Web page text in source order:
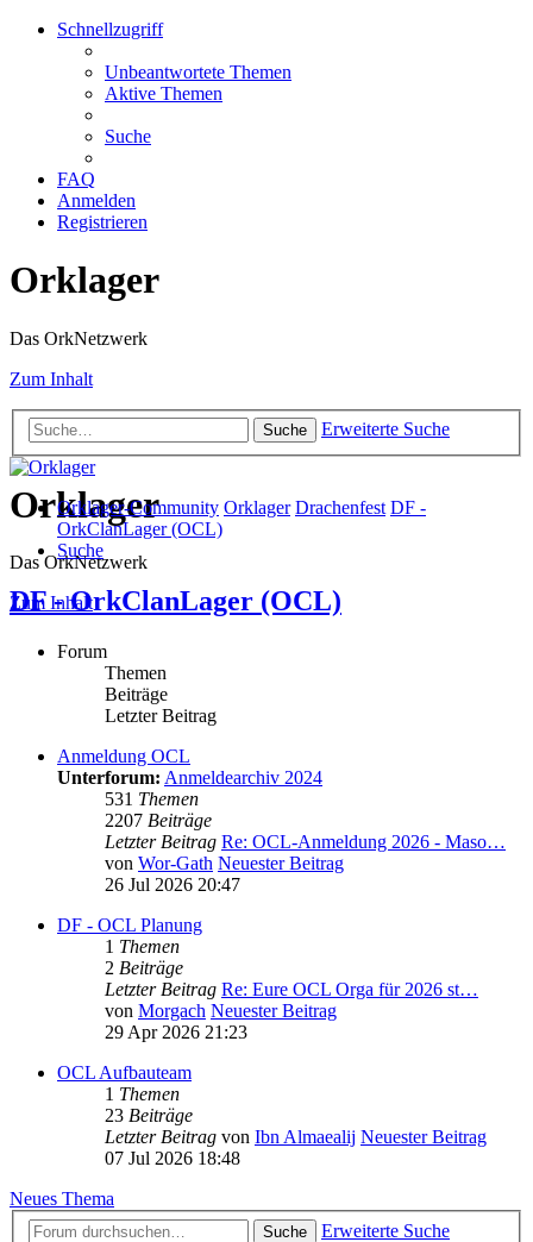
Schnellzugriff
Unbeantwortete Themen
Aktive Themen
Suche
FAQ
Anmelden
Registrieren
Orklager
Das OrkNetzwerk
Zum Inhalt
Suche Erweiterte Suche
Orklager
Das OrkNetzwerk
Zum Inhalt
Orklager-Community Orklager Drachenfest DF -
OrkClanLager (OCL)
Suche
DF - OrkClanLager (OCL)
Forum
Themen
Beiträge
Letzter Beitrag
Anmeldung OCL
Unterforum: Anmeldearchiv 2024
531 Themen
2207 Beiträge
Letzter Beitrag Re: OCL-Anmeldung 2026 - Maso…
von Wor-Gath Neuester Beitrag
26 Jul 2026 20:47
DF - OCL Planung
1 Themen
2 Beiträge
Letzter Beitrag Re: Eure OCL Orga für 2026 st…
von Morgach Neuester Beitrag
29 Apr 2026 21:23
OCL Aufbauteam
1 Themen
23 Beiträge
Letzter Beitrag von Ibn Almaealij Neuester Beitrag
07 Jul 2026 18:48
Neues Thema
Suche
Erweiterte Suche